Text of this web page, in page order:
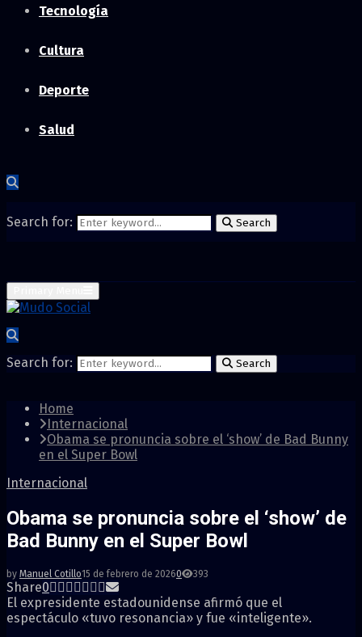
Tecnología
Cultura
Deporte
Salud
Search for: Search
Search for: Search
Home
Internacional
Obama se pronuncia sobre el ‘show’ de Bad Bunny
en el Super Bowl
Internacional
Obama se pronuncia sobre el ‘show’ de
Bad Bunny en el Super Bowl
by Manuel Cotillo15 de febrero de 20260 393
Share0
El expresidente estadounidense afirmó que el
espectáculo «tuvo resonancia» y fue «inteligente».